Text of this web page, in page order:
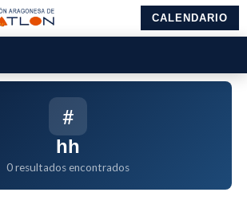
CALENDARIO
#
hh
0 resultados encontrados